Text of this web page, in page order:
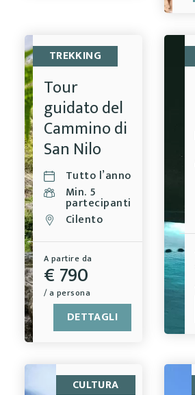
TREKKING
Tour
guidato del
Cammino di
San Nilo
Tutto l’anno
Min. 5
partecipanti
Cilento
A partire da
€ 790
/ a persona
DETTAGLI
CULTURA